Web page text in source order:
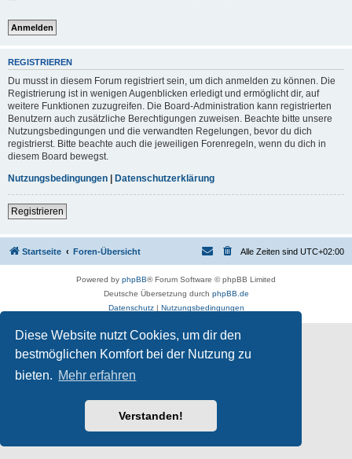
Diese Website nutzt Cookies, um dir den
bestmöglichen Komfort bei der Nutzung zu
bieten. Mehr erfahren
Verstanden!
REGISTRIEREN
Du musst in diesem Forum registriert sein, um dich anmelden zu können. Die
Registrierung ist in wenigen Augenblicken erledigt und ermöglicht dir, auf
weitere Funktionen zuzugreifen. Die Board-Administration kann registrierten
Benutzern auch zusätzliche Berechtigungen zuweisen. Beachte bitte unsere
Nutzungsbedingungen und die verwandten Regelungen, bevor du dich
registrierst. Bitte beachte auch die jeweiligen Forenregeln, wenn du dich in
diesem Board bewegst.
Nutzungsbedingungen | Datenschutzerklärung
Registrieren
Startseite Foren-Übersicht Alle Zeiten sind UTC+02:00
Powered by phpBB® Forum Software © phpBB Limited
Deutsche Übersetzung durch phpBB.de
Datenschutz| Nutzungsbedingungen